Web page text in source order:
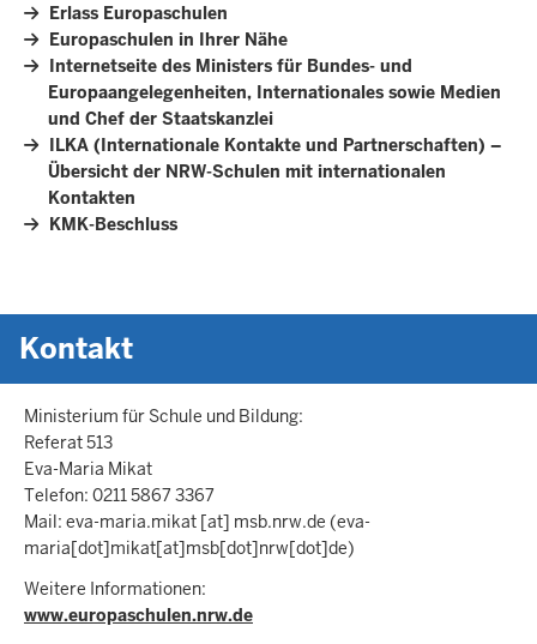
Erlass Europaschulen
Europaschulen in Ihrer Nähe
Internetseite des Ministers für Bundes- und
Europaangelegenheiten, Internationales sowie Medien
und Chef der Staatskanzlei
ILKA (Internationale Kontakte und Partnerschaften) –
Übersicht der NRW-Schulen mit internationalen
Kontakten
KMK-Beschluss
Kontakt
Ministerium für Schule und Bildung:
Referat 513
Eva-Maria Mikat
Telefon: 0211 5867 3367
Mail: eva-maria.mikat [at] msb.nrw.de (eva-
maria[dot]mikat[at]msb[dot]nrw[dot]de)
Weitere Informationen:
www.europaschulen.nrw.de